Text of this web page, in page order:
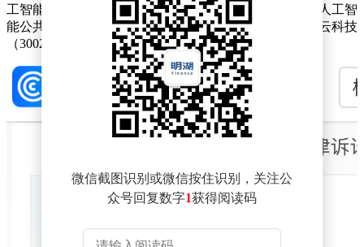
工智能应用软件开发；人工智能理论与算法软件开发；人工智
能公共数据平台等。企查查股权穿透显示，该公司由行云科技
（300209）全资持股。
微信截图识别或微信按住识别，关注公
众号回复数字1获得阅读码